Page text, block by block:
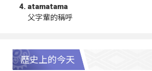
atamatama
父字輩的稱呼
歷史上的今天